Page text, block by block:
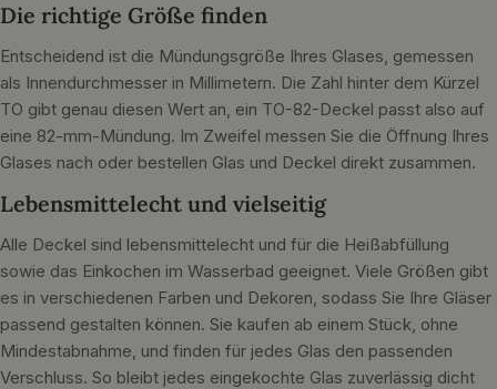
Die richtige Größe finden
Entscheidend ist die Mündungsgröße Ihres Glases, gemessen
als Innendurchmesser in Millimetern. Die Zahl hinter dem Kürzel
TO gibt genau diesen Wert an, ein TO-82-Deckel passt also auf
eine 82-mm-Mündung. Im Zweifel messen Sie die Öffnung Ihres
Glases nach oder bestellen Glas und Deckel direkt zusammen.
Lebensmittelecht und vielseitig
Alle Deckel sind lebensmittelecht und für die Heißabfüllung
sowie das Einkochen im Wasserbad geeignet. Viele Größen gibt
es in verschiedenen Farben und Dekoren, sodass Sie Ihre Gläser
passend gestalten können. Sie kaufen ab einem Stück, ohne
Mindestabnahme, und finden für jedes Glas den passenden
Verschluss. So bleibt jedes eingekochte Glas zuverlässig dicht